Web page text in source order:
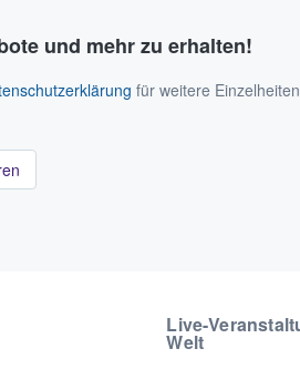
und mehr zu erhalten!
für weitere
Live-
Welt